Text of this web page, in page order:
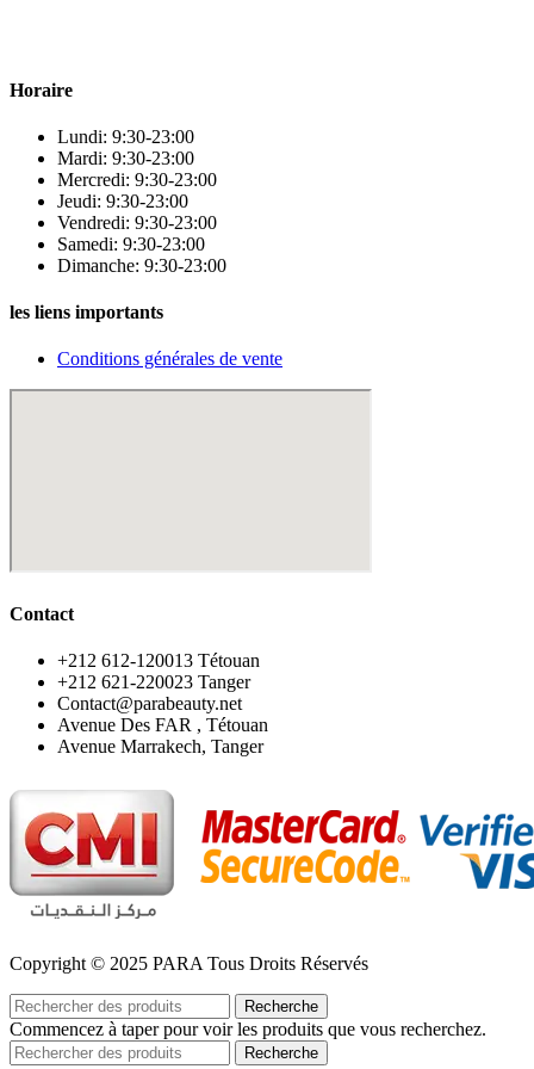
Horaire
Lundi: 9:30-23:00
Mardi: 9:30-23:00
Mercredi: 9:30-23:00
Jeudi: 9:30-23:00
Vendredi: 9:30-23:00
Samedi: 9:30-23:00
Dimanche: 9:30-23:00
les liens importants
Conditions générales de vente
Contact
‪+212 612-120013 Tétouan
‪+212 621-220023 Tanger
Contact@parabeauty.net
Avenue Des FAR , Tétouan
Avenue Marrakech, Tanger
Copyright © 2025 PARA Tous Droits Réservés
Recherche
Commencez à taper pour voir les produits que vous recherchez.
Recherche